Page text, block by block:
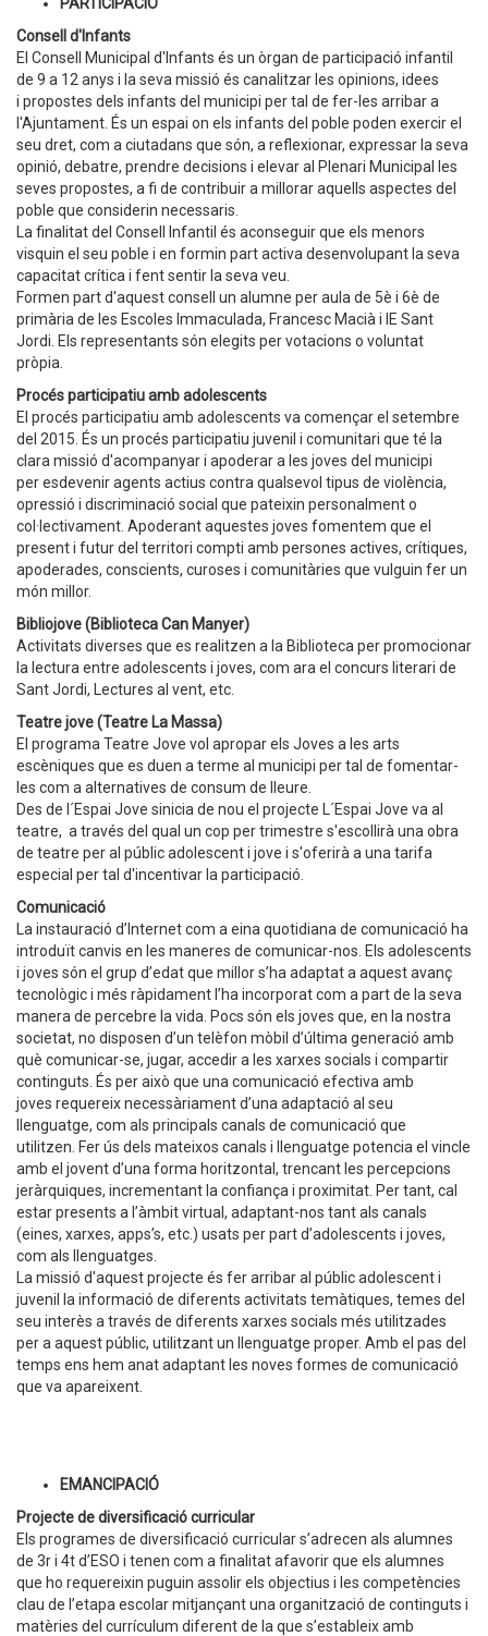
Consell d'Infants
El Consell Municipal d'Infants és un òrgan de participació infantil
de 9 a 12 anys i la seva missió és canalitzar les opinions, idees
i propostes dels infants del municipi per tal de fer-les arribar a
l'Ajuntament. És un espai on els infants del poble poden exercir el
seu dret, com a ciutadans que són, a reflexionar, expressar la seva
opinió, debatre, prendre decisions i elevar al Plenari Municipal les
seves propostes, a fi de contribuir a millorar aquells aspectes del
poble que considerin necessaris.
La finalitat del Consell Infantil és aconseguir que els menors
visquin el seu poble i en formin part activa desenvolupant la seva
capacitat crítica i fent sentir la seva veu.
Formen part d'aquest consell un alumne per aula de 5è i 6è de
primària de les Escoles Immaculada, Francesc Macià i IE Sant
Jordi. Els representants són elegits per votacions o voluntat
pròpia.
Procés participatiu amb adolescents
El procés participatiu amb adolescents va començar el setembre
del 2015. És un procés participatiu juvenil i comunitari que té la
clara missió d'acompanyar i apoderar a les joves del municipi
per esdevenir agents actius contra qualsevol tipus de violència,
opressió i discriminació social que pateixin personalment o
col·lectivament. Apoderant aquestes joves fomentem que el
present i futur del territori compti amb persones actives, crítiques,
apoderades, conscients, curoses i comunitàries que vulguin fer un
món millor.
Bibliojove (Biblioteca Can Manyer)
Activitats diverses que es realitzen a la Biblioteca per promocionar
la lectura entre adolescents i joves, com ara el concurs literari de
Sant Jordi, Lectures al vent, etc.
Teatre jove (Teatre La Massa)
El programa Teatre Jove vol apropar els Joves a les arts
escèniques que es duen a terme al municipi per tal de fomentar-
les com a alternatives de consum de lleure.
Des de l´Espai Jove sinicia de nou el projecte L´Espai Jove va al
teatre, a través del qual un cop per trimestre s'escollirà una obra
de teatre per al públic adolescent i jove i s'oferirà a una tarifa
especial per tal d'incentivar la participació.
Comunicació
La instauració d’Internet com a eina quotidiana de comunicació ha
introduït canvis en les maneres de comunicar-nos. Els adolescents
i joves són el grup d’edat que millor s’ha adaptat a aquest avanç
tecnològic i més ràpidament l’ha incorporat com a part de la seva
manera de percebre la vida. Pocs són els joves que, en la nostra
societat, no disposen d’un telèfon mòbil d’última generació amb
què comunicar-se, jugar, accedir a les xarxes socials i compartir
continguts. És per això que una comunicació efectiva amb
joves requereix necessàriament d’una adaptació al seu
llenguatge, com als principals canals de comunicació que
utilitzen. Fer ús dels mateixos canals i llenguatge potencia el vincle
amb el jovent d’una forma horitzontal, trencant les percepcions
jeràrquiques, incrementant la confiança i proximitat. Per tant, cal
estar presents a l’àmbit virtual, adaptant-nos tant als canals
(eines, xarxes, apps’s, etc.) usats per part d’adolescents i joves,
com als llenguatges.
La missió d'aquest projecte és fer arribar al públic adolescent i
juvenil la informació de diferents activitats temàtiques, temes del
seu interès a través de diferents xarxes socials més utilitzades
per a aquest públic, utilitzant un llenguatge proper. Amb el pas del
temps ens hem anat adaptant les noves formes de comunicació
que va apareixent.
EMANCIPACIÓ
Projecte de diversificació curricular
Els programes de diversificació curricular s’adrecen als alumnes
de 3r i 4t d’ESO i tenen com a finalitat afavorir que els alumnes
que ho requereixin puguin assolir els objectius i les competències
clau de l’etapa escolar mitjançant una organització de continguts i
matèries del currículum diferent de la que s’estableix amb